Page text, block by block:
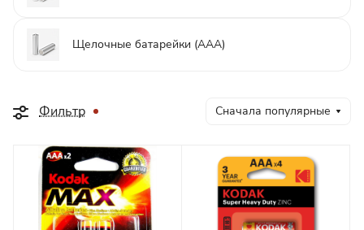
Щелочные батарейки (ААА)
Фильтр Сначала популярные